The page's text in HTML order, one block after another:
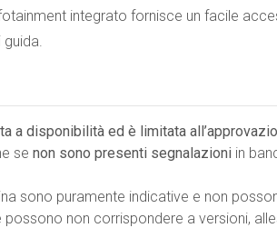
integrato fornisce un facile
a disponibilità ed è limitata
se non sono presenti segnalazioni in
sono puramente indicative e non
non corrispondere a versioni,